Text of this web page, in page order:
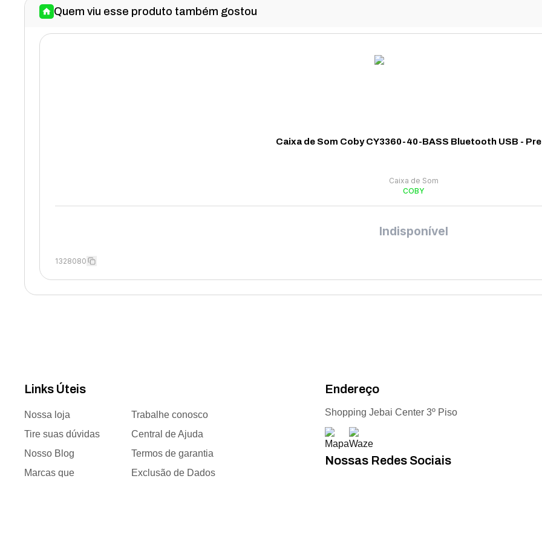
Quem viu esse produto também gostou
Caixa de Som Coby CY3360-40-BASS Bluetooth USB -
Caixa de Som
COBY
Indisponível
1328080
Links Úteis
Nossa loja
Trabalhe conosco
Tire suas dúvidas
Central de Ajuda
Nosso Blog
Termos de garantia
Marcas que
Exclusão de Dados
Endereço
Shopping Jebai Center 3º Piso
Nossas Redes Sociais